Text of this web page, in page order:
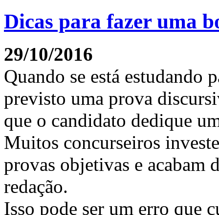
Dicas para fazer uma
29/10/2016
Quando se está estudando
previsto uma prova
que o candidato dedique
Muitos concurseiros
provas objetivas e acabam
redação.
Isso pode ser um erro que